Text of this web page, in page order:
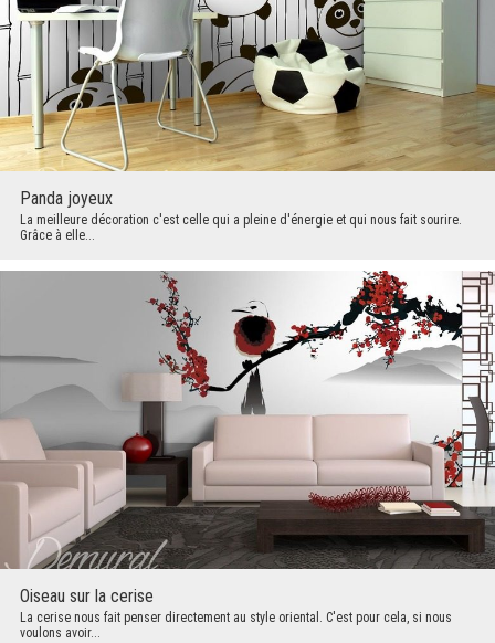
Panda joyeux
La meilleure décoration c'est celle qui a pleine d'énergie et qui nous fait sourire.
Grâce à elle...
Oiseau sur la cerise
La cerise nous fait penser directement au style oriental. C'est pour cela, si nous
voulons avoir...